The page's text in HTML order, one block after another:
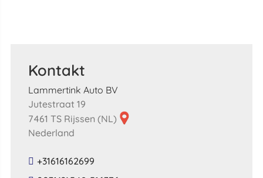
Kontakt
Lammertink Auto BV
Jutestraat 19
7461 TS Rijssen (NL)
Nederland
+31616162699